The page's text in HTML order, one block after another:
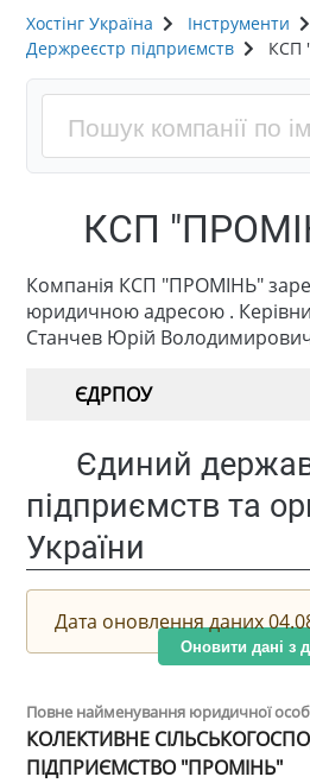
Хостінг Україна Інструменти
Держреєстр підприємств
КСП
КСП
Компанія КСП "ПРОМІНЬ"
юридичною адресою .
Станчев Юрій
ЄДРПОУ
Єдиний
підприємств та
України
Дата оновлення даних
Оновити дані з
Повне найменування юридичної
КОЛЕКТИВНЕ
ПІДПРИЄМСТВО "ПРОМІНЬ"